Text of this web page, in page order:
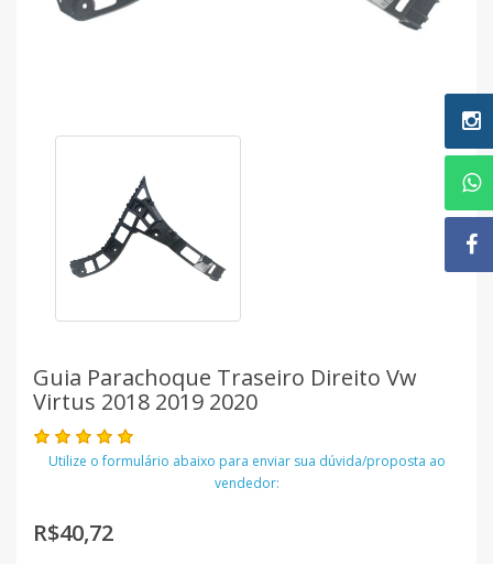
Guia Parachoque Traseiro Direito Vw
Virtus 2018 2019 2020
Utilize o formulário abaixo para enviar sua dúvida/proposta ao
vendedor:
R$40,72